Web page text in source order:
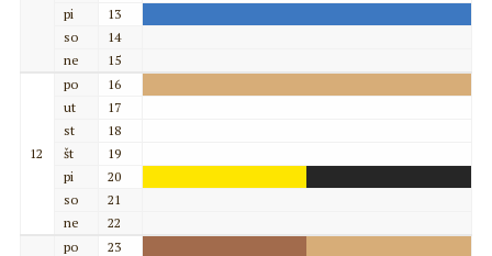
pi
13
so
14
ne
15
12
po
16
ut
17
st
18
št
19
pi
20
so
21
ne
22
po
23